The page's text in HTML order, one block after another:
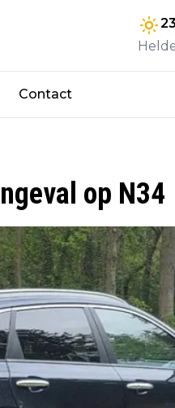
23
Contact
op N34